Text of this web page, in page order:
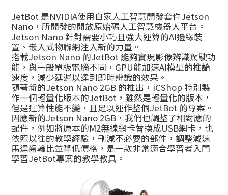
JetBot 是NVIDIA使用自家人工智慧開發套件Jetson
Nano，所開發的開放原始碼人工智慧機器人平台。
Jetson Nano 針對需要小巧且強大運算的AI邊緣裝
置、嵌入式物聯網注入新的力量。
搭載Jetson Nano 的JetBot 能夠實現影像辨識駕駛功
能，與一般單板電腦不同，GPU能加速AI模型的推論
速度，減少延遲以達到即時辨識的效果。
隨著新的Jetson Nano 2GB 的推出，iCShop 特別製
作一個輕量化版本的JetBot，雖然是輕量化的版本，
但是運算性能不變，且足以運作整個JetBot 的專案。
因應新的Jetson Nano 2GB，我們也調整了相對應的
配件，例如將原本的M2無線網卡替換成USB網卡，也
依照以往的教學經驗，刪減不必要的部件，調整減速
馬達齒輪比並降低價格，是一款非常適合學習者入門
學習JetBot專案的教學教具。